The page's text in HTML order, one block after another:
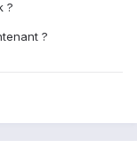
?
?